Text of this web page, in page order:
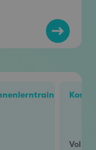
mit